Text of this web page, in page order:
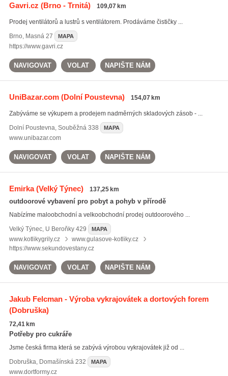
Gavri.cz (Brno - Trnitá) 109,07 km
Prodej ventilátorů a lustrů s ventilátorem. Prodáváme čističky ...
Brno, Masná 27 MAPA
https://www.gavri.cz
NAVIGOVAT VOLAT NAPIŠTE NÁM
UniBazar.com(Dolní Poustevna) 154,07 km
Zabýváme se výkupem a prodejem nadměrných skladových zásob - ...
Dolní Poustevna, Souběžná 338 MAPA
www.unibazar.com
NAVIGOVAT VOLAT NAPIŠTE NÁM
Emirka(Velký Týnec) 137,25 km
outdoorové vybavení pro pobyt a pohyb v přírodě
Nabízíme maloobchodní a velkoobchodní prodej outdoorového ...
Velký Týnec, U Beroňky 429 MAPA
www.kotlikygrily.cz
www.gulasove-kotliky.cz
https://www.sekundovestany.cz
NAVIGOVAT VOLAT NAPIŠTE NÁM
Jakub Felcman - Výroba vykrajovátek a dortových forem
(Dobruška)
72,41 km
Potřeby pro cukráře
Jsme česká firma která se zabývá výrobou vykrajovátek již od ...
Dobruška, Domašínská 232 MAPA
www.dortformy.cz